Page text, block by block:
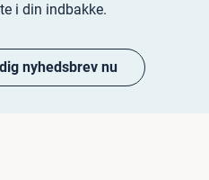
i din indbakke.
nyhedsbrev nu